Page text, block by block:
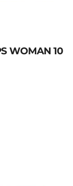
WOMAN 10